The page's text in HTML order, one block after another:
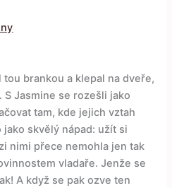
brankou a klepal na dveře,
Jasmine se rozešli jako
tam, kde jejich vztah
skvělý nápad: užít si
nimi přece nemohla jen tak
vladaře. Jenže se
A když se pak ozve ten